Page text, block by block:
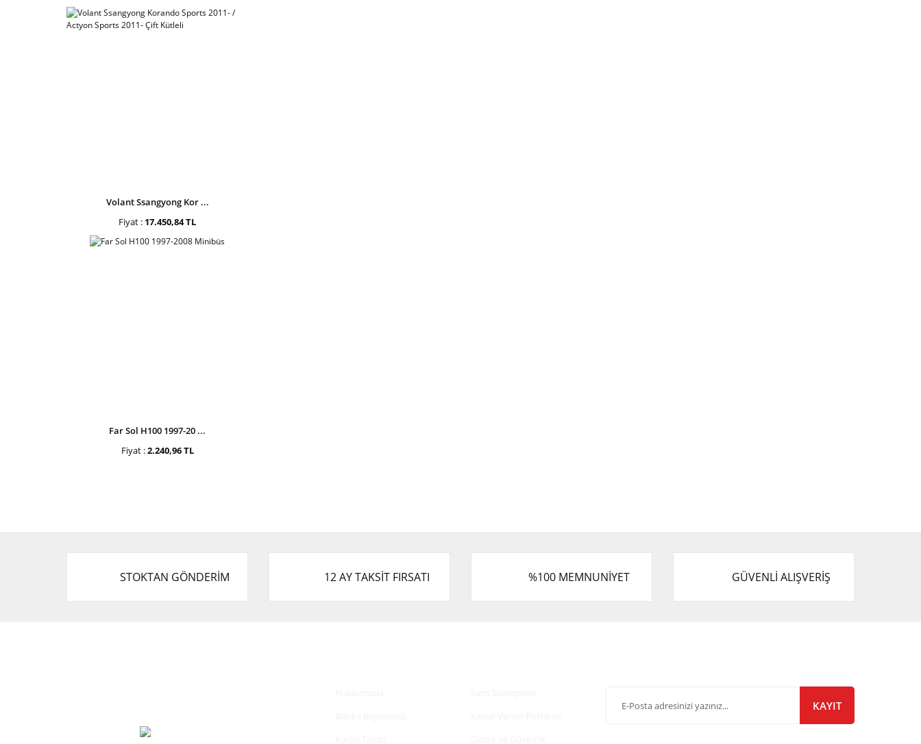
Volant Ssangyong Kor ...
Fiyat : 17.450,84 TL
Far Sol H100 1997-20 ...
Fiyat :2.240,96 TL
STOKTAN GÖNDERİM 12 AY TAKSİT FIRSATI %100 MEMNUNİYET GÜVENLİ ALIŞVERİŞ
KAYIT